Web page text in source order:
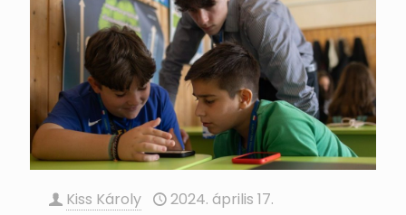
Kiss Károly 2024. április 17.